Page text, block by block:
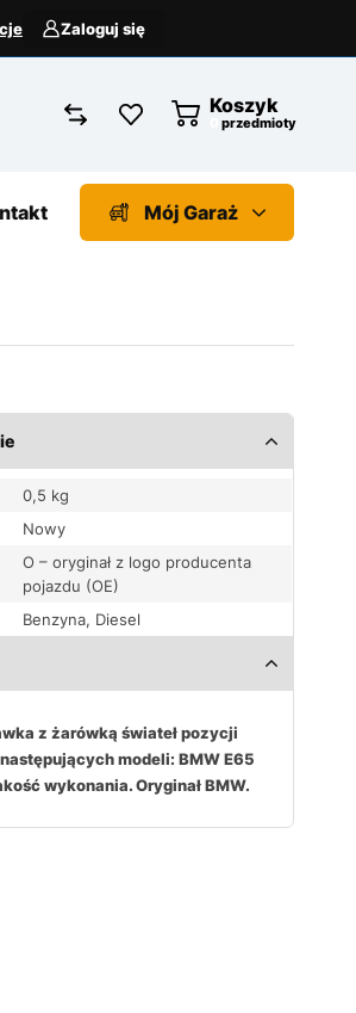
Zaloguj się
Koszyk
przedmioty
Mój Garaż
0,5 kg
Nowy
O – oryginał z logo producenta
pojazdu (OE)
Benzyna, Diesel
z żarówką świateł pozycji
modeli: BMW E65
wykonania. Oryginał BMW.